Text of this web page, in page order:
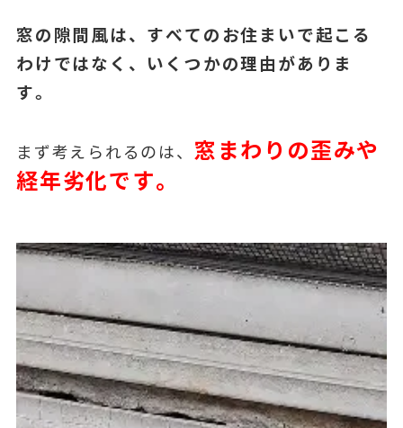
窓の隙間風は、すべてのお住まいで起こる
わけではなく、いくつかの理由がありま
す。
まず考えられるのは、 窓まわりの歪みや
経年劣化です。